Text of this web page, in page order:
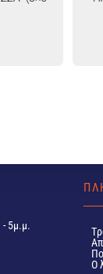
5μ.μ.
Ο